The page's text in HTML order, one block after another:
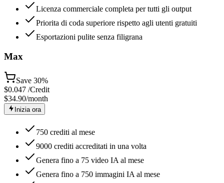
Licenza commerciale completa per tutti gli output
Priorita di coda superiore rispetto agli utenti gratuiti
Esportazioni pulite senza filigrana
Max
Save 30%
$0.047 /Credit
$34.90/month
Inizia ora
750 crediti al mese
9000 crediti accreditati in una volta
Genera fino a 75 video IA al mese
Genera fino a 750 immagini IA al mese